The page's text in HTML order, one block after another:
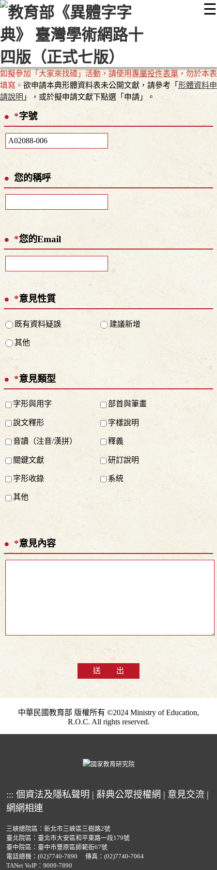
☰
::: 最新消息 常見問題 編輯說明
顯示模式
網站導覽
如擬參加「大家來找碴」活動，請使用專屬投件表單 ，勿於本表
填寫。 欲申請本典形體資料表未公開文獻，請參考「 形體資料申
請說明 」，或於擬申請文獻下點選「申請」。
*字號
您的稱呼
*您的Email
*意見性質
既有資料疑誤 建議新增
其他
*意見類型
字形與用字 部首與筆畫
說文釋形 字樣說明
音讀（注音/漢拼） 釋義
關鍵文獻 研訂說明
字形收錄 系統
其他
*意見內容
送 出
中華民國教育部 版權所有 ©2024 Ministry of Education,
R.O.C. All rights reserved.
::: 個資法及隱私聲明 | 辭典公眾授權網 | 意見交流 |
網網相連
三峽總院區：新北市三峽區三樹路2號
臺北院區：臺北市大安區和平東路一段179號
臺中院區：臺中市豐原區師範街67號
電話總機： (02)7740-7890
傳真：(02)7740-7064
TANet VoIP：9009-7890